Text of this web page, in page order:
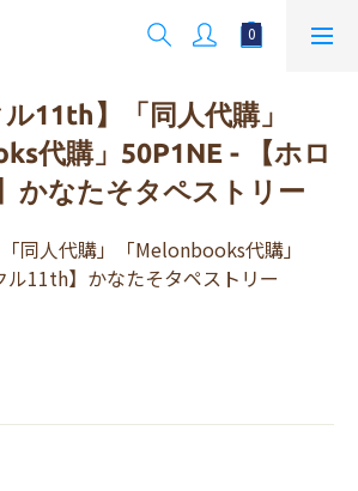
ル11th】「同人代購」
代購」50P1NE - 【ホロ
かなたそタペストリー
同人代購」「Melonbooks代購」
ル11th】かなたそタペストリー